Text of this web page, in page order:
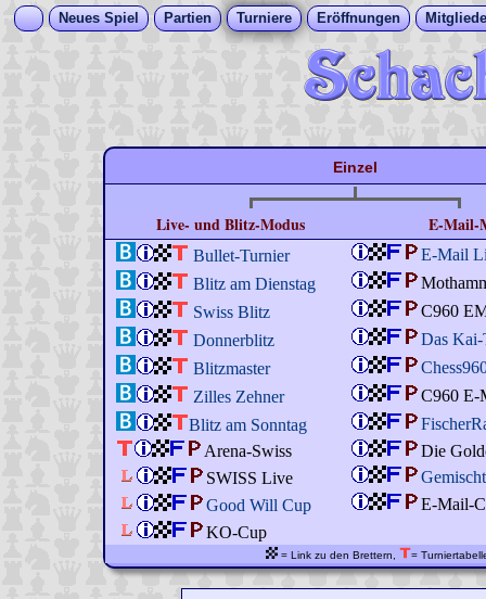
Neues Spiel Partien Turniere Eröffnungen
Einzel
Live- und Blitz-Modus E-Mail-
Bullet-Turnier
E-Mail
Blitz am Dienstag
Swiss Blitz
C960
Donnerblitz
Das Kai-
Blitzmaster
Zilles Zehner
C960
Blitz am Sonntag
Arena-Swiss
Die
SWISS Live
Good Will Cup
E-Mail-
KO-Cup
= Link zu den Brettern, =